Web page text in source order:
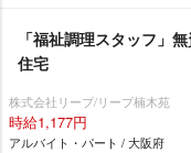
「福祉調理スタッフ」
住宅
株式会社リープ/リープ楠木苑
時給1,177円
アルバイト・パート / 大阪府